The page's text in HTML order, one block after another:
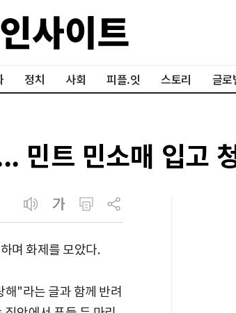
정치 사회 피플.잇 스토리 글로
민트 민소매 입고
며 화제를 모았다.
"라는 글과 함께 반려